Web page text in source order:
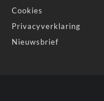
Cookies
Privacyverklaring
Nieuwsbrief